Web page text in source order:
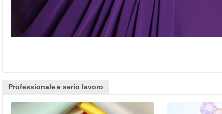
Professionale e serio lavoro